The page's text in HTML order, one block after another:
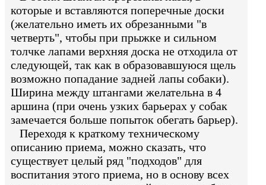
которые и вставляются поперечные доски
(желательно иметь их обрезанными "в
четверть", чтобы при прыжке и сильном
толчке лапами верхняя доска не отходила от
следующей, так как в образовавшуюся щель
возможно попадание задней лапы собаки).
Ширина между штангами желательна в 4
аршина (при очень узких барьерах у собак
замечается больше попыток обегать барьер).
Переходя к краткому техническому
описанию приема, можно сказать, что
существует целый ряд "подходов" для
воспитания этого приема, но в основу всех